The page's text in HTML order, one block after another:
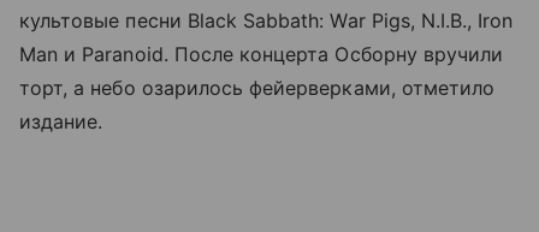
культовые песни Black Sabbath: War Pigs, N.I.B., Iron
Man и Paranoid. После концерта Осборну вручили
торт, а небо озарилось фейерверками, отметило
издание.